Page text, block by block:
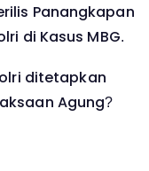
Panangkapan
di Kasus MBG.
ditetapkan
Agung?